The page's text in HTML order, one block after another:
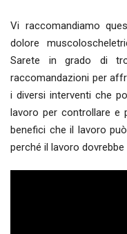
Vi raccomandiamo
dolore
Sarete in grado di
raccomandazioni per
i diversi interventi che
lavoro per controllare e
benefici che il lavoro
perché il lavoro